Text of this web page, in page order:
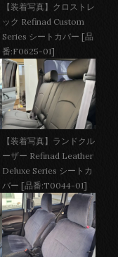
【装着写真】クロストレ
ック Refinad Custom
Series シートカバー [品
番:F0625-01]
【装着写真】ランドクル
ーザー Refinad Leather
Deluxe Series シートカ
バー [品番:T0044-01]